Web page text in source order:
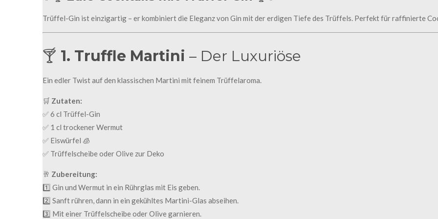
6
6
6
6
6
6
6
6
t
a
Trüffel-Gin ist einzigartig – er kombiniert die Eleganz von Gin mit der erdigen Tiefe des Trüffels. Perfekt für raffinierte
🍸 1. Truffle Martini – Der Luxuriöse
Ein edler Twist auf den klassischen Martini mit feinem Trüffelaroma.
🛒 Zutaten:
✅ 6 cl Trüffel-Gin
✅ 1 cl trockener Wermut
✅ Eiswürfel 🧊
✅ Trüffelscheibe oder Olive zur Deko
🥂 Zubereitung:
1️⃣ Gin und Wermut in ein Rührglas mit Eis geben.
2️⃣ Sanft rühren, dann in ein gekühltes Martini-Glas abseihen.
3️⃣ Mit einer Trüffelscheibe oder Olive garnieren.